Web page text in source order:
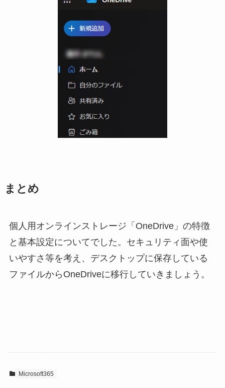
まとめ
個人用オンラインストレージ「OneDrive」の特徴
と基本設定についてでした。セキュリティ面や使
いやすさ等を考え、デスクトップに保存している
ファイルからOneDriveに移行していきましょう。
Microsoft365